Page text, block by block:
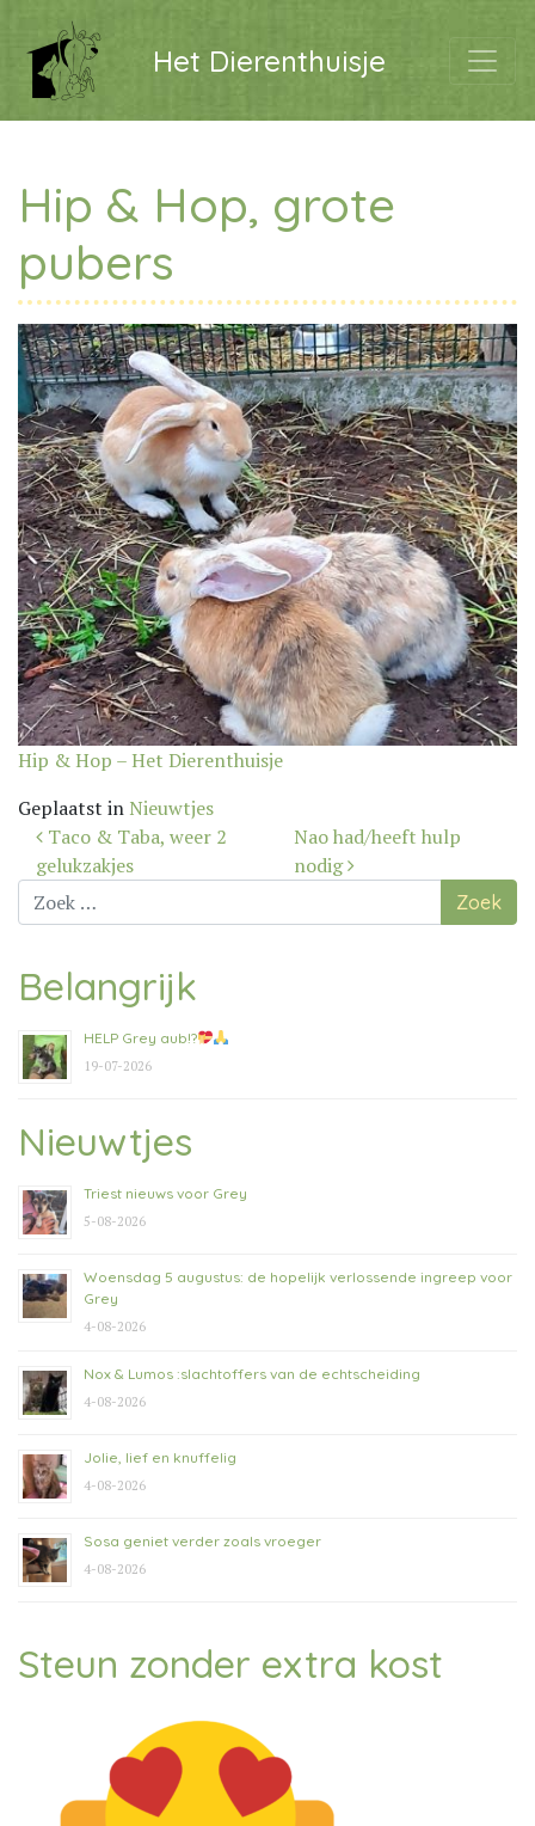
Het Dierenthuisje
Hip & Hop, grote
pubers
Hip & Hop – Het Dierenthuisje
Geplaatst in Nieuwtjes
Bericht
navigatie
Taco & Taba, weer 2
gelukzakjes
Nao had/heeft hulp
nodig
Zoek
naar:
Belangrijk
HELP Grey aub!?
19-07-2026
Nieuwtjes
Triest nieuws voor Grey
5-08-2026
Woensdag 5 augustus: de hopelijk verlossende ingreep voor
Grey
4-08-2026
Nox & Lumos :slachtoffers van de echtscheiding
4-08-2026
Jolie, lief en knuffelig
4-08-2026
Sosa geniet verder zoals vroeger
4-08-2026
Steun zonder extra kost